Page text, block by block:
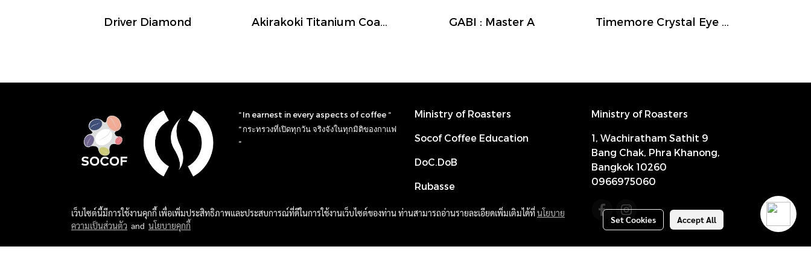
Driver Diamond GABI : Master A
“ In earnest in every aspects of coffee “
“ กระทรวงที่เปิดทุกวัน จริงจังในทุกมิติของกาแฟ
“
Ministry of Roasters
Socof Coffee Education
DoC.DoB
Rubasse
Ministry of Roasters
1, Wachiratham Sathit 9
Bang Chak, Phra Khanong,
Bangkok 10260
0966975060
เว็บไซต์นี้มีการใช้งานคุกกี้ เพื่อเพิ่มประสิทธิภาพและประสบการณ์ที่ดีในการใช้งานเว็บไซต์ของท่าน ท่านสามารถอ่านรายละเอียดเพิ่มเติมได้ที่นโยบาย
ความเป็นส่วนตัว and นโยบายคุกกี้
Set Cookies Accept All